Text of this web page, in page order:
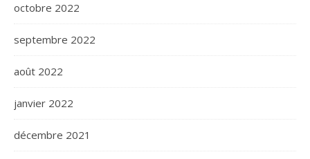
octobre 2022
septembre 2022
août 2022
janvier 2022
décembre 2021